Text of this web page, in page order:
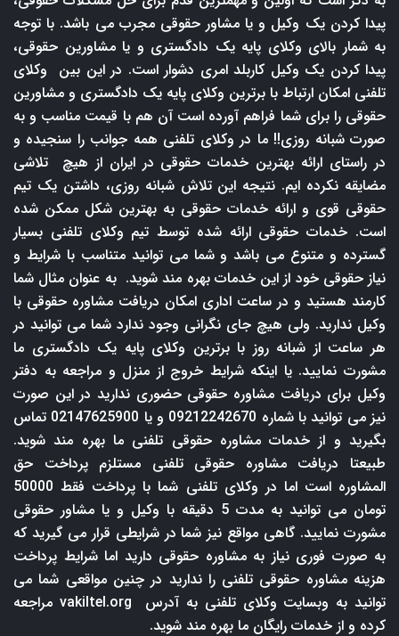
پیدا کردن یک وکیل و یا مشاور حقوقی مجرب می باشد. با توجه
به شمار بالای وکلای پایه یک دادگستری و یا مشاورین حقوقی،
پیدا کردن یک وکیل کاربلد امری دشوار است. در این بین وکلای
تلفنی امکان ارتباط با برترین وکلای پایه یک دادگستری و مشاورین
حقوقی را برای شما فراهم آورده است آن هم با قیمت مناسب و به
صورت شبانه روزی!! ما در وکلای تلفنی همه جوانب را سنجیده و
در راستای ارائه بهترین خدمات حقوقی در ایران از هیچ تلاشی
مضایقه نکرده ایم. نتیجه این تلاش شبانه روزی، داشتن یک تیم
حقوقی قوی و ارائه خدمات حقوقی به بهترین شکل ممکن شده
است. خدمات حقوقی ارائه شده توسط تیم وکلای تلفنی بسیار
گسترده و متنوع می باشد و شما می توانید متناسب با شرایط و
نیاز حقوقی خود از این خدمات بهره مند شوید. به عنوان مثال شما
کارمند هستید و در ساعت اداری امکان دریافت مشاوره حقوقی با
وکیل ندارید. ولی هیچ جای نگرانی وجود ندارد شما می توانید در
هر ساعت از شبانه روز با برترین وکلای پایه یک دادگستری ما
مشورت نمایید. یا اینکه شرایط خروج از منزل و مراجعه به دفتر
وکیل برای دریافت مشاوره حقوقی حضوری ندارید در این صورت
نیز می توانید با شماره 09212242670 و یا 02147625900 تماس
بگیرید و از خدمات مشاوره حقوقی تلفنی ما بهره مند شوید.
طبیعتا دریافت مشاوره حقوقی تلفنی مستلزم پرداخت حق
المشاوره است اما در وکلای تلفنی شما با پرداخت فقط 50000
تومان می توانید به مدت 5 دقیقه با وکیل و یا مشاور حقوقی
مشورت نمایید. گاهی مواقع نیز شما در شرایطی قرار می گیرید که
به صورت فوری نیاز به مشاوره حقوقی دارید اما شرایط پرداخت
هزینه مشاوره حقوقی تلفنی را ندارید در چنین مواقعی شما می
توانید به وبسایت وکلای تلفنی به آدرس
vakiltel.org مراجعه
کرده و از خدمات رایگان ما بهره مند شوید.